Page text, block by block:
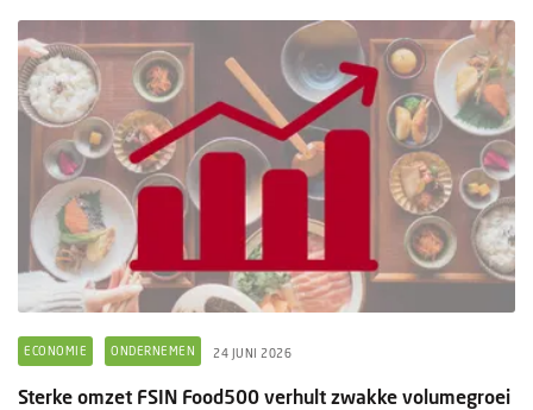
ECONOMIE ONDERNEMEN 24 JUNI 2026
Sterke omzet FSIN Food500 verhult zwakke volumegroei